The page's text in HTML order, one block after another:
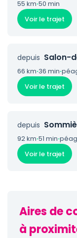
55 km·50 min
Voir le trajet
depuis Salon-
66 km·36 min·
Voir le trajet
depuis
92 km·51 min·
Voir le trajet
Aires de
à